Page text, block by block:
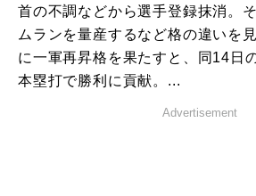
首の不調などから選手登録抹消。
ムランを量産するなど格の違いを
に一軍再昇格を果たすと、同14日
本塁打で勝利に貢献。...
Advertisement